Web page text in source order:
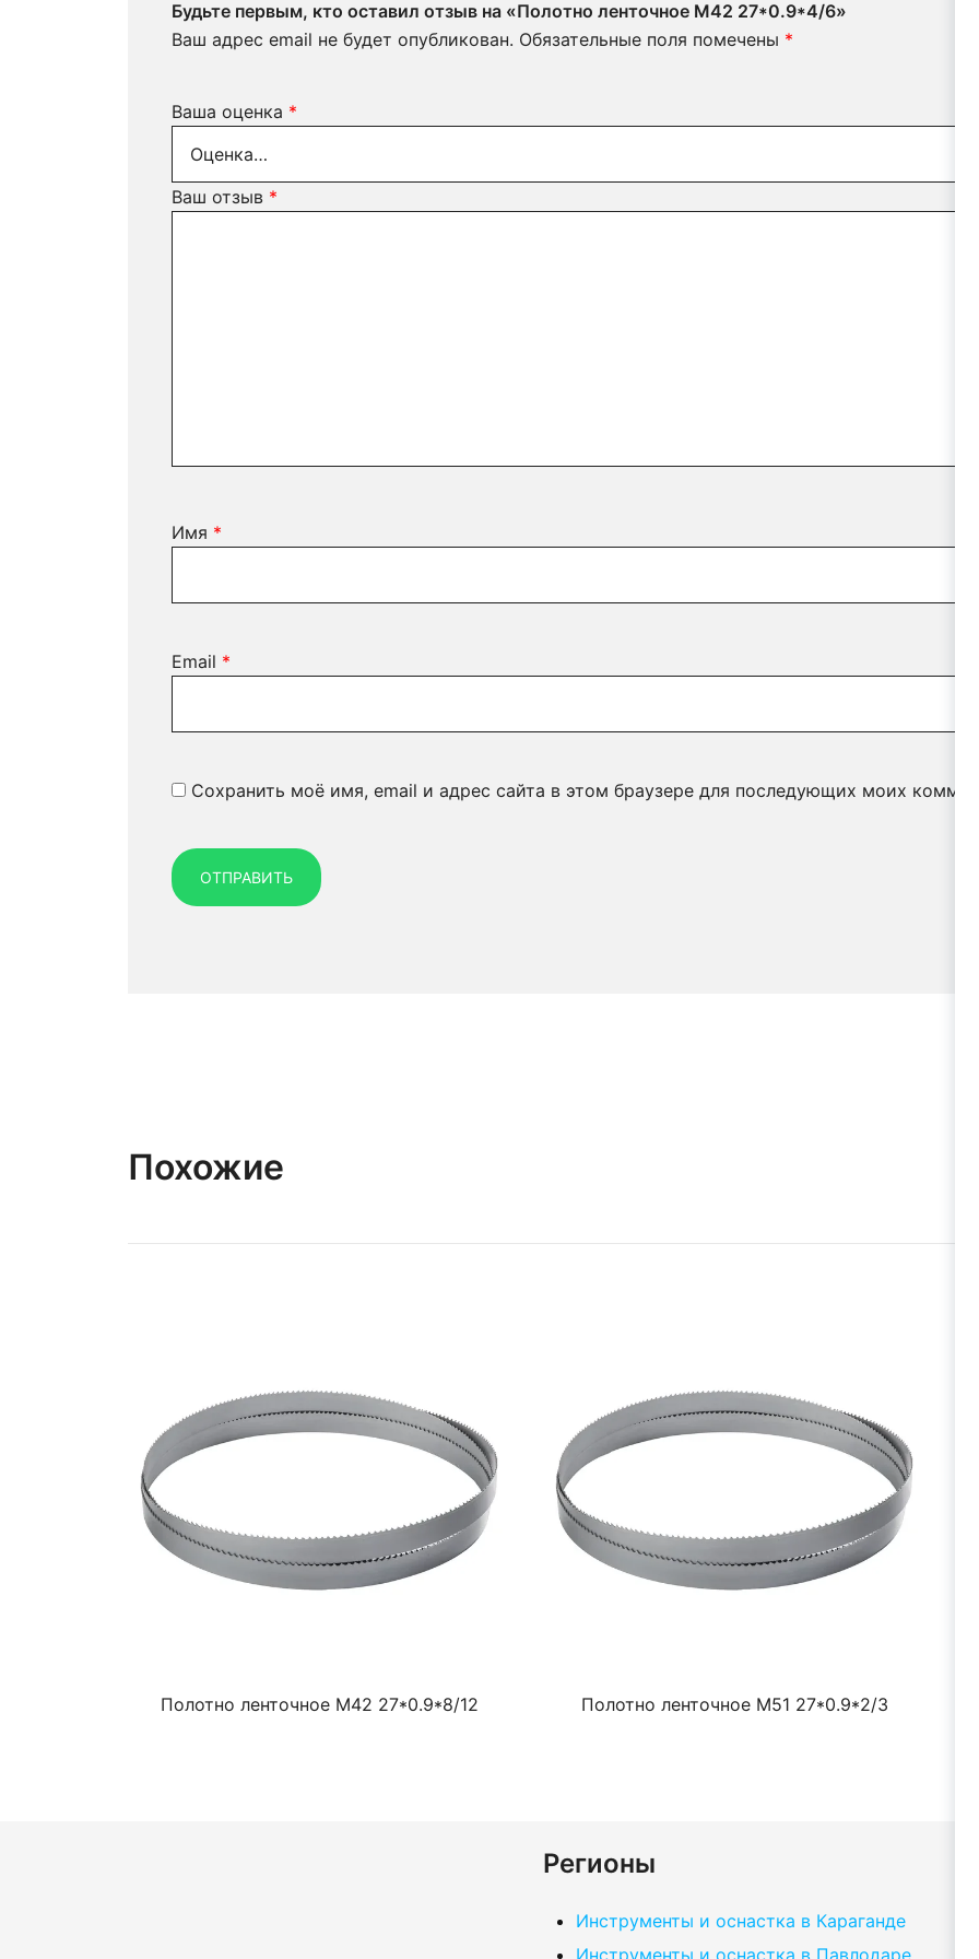
Будьте первым, кто оставил отзыв на «Полотно ленточное М42 27*0.9*4/6»
Ваш адрес email не будет опубликован. Обязательные поля помечены *
Ваша оценка *
Ваш отзыв *
Имя *
Email *
Сохранить моё имя, email и адрес сайта в этом браузере для последующих моих
Похожие
Полотно ленточное М42 27*0.9*8/12 Полотно ленточное М51 27*0.9*2/3
Регионы
Инструменты и оснастка в Караганде
Инструменты и оснастка в Павлодаре